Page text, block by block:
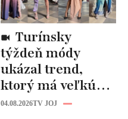
týždeň módy
ukázal trend,
ktorý má veľkú
budúcnosť: Počuli
04.08.2026TV JOJ